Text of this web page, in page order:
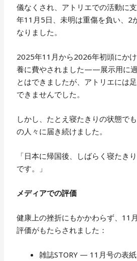
儀なくされ、アトリエでの活動に
年11月5日、未明は重傷を負い、2
なりました。
2025年11月から2026年初頭にか
養に費やされました——展示用に
とはできましたが、アトリエには
できませんでした。
しかし、たとえ寝たきりの状態で
の人々に届き続けました。
「日本に帰国後、しばらく寝たき
です。」
メディアでの評価
健康上の挫折にもかかわらず、11
評価がもたらされました：
雑誌STORY — 11月号の表